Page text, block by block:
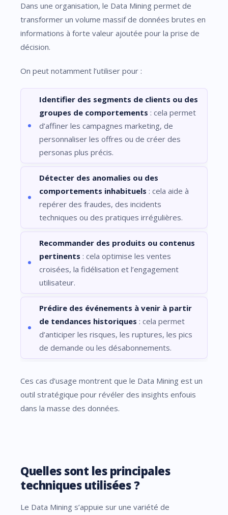
Dans une organisation, le Data Mining permet de
transformer un volume massif de données brutes en
informations à forte valeur ajoutée pour la prise de
décision.
On peut notamment l’utiliser pour :
Identifier des segments de clients ou des
groupes de comportements : cela permet
d’affiner les campagnes marketing, de
personnaliser les offres ou de créer des
personas plus précis.
Détecter des anomalies ou des
comportements inhabituels : cela aide à
repérer des fraudes, des incidents
techniques ou des pratiques irrégulières.
Recommander des produits ou contenus
pertinents : cela optimise les ventes
croisées, la fidélisation et l’engagement
utilisateur.
Prédire des événements à venir à partir
de tendances historiques : cela permet
d’anticiper les risques, les ruptures, les pics
de demande ou les désabonnements.
Ces cas d’usage montrent que le Data Mining est un
outil stratégique pour révéler des insights enfouis
dans la masse des données.
Quelles sont les principales
techniques utilisées ?
Le Data Mining s’appuie sur une variété de